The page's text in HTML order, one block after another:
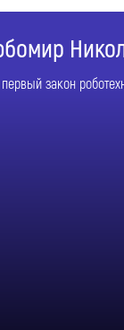
закон